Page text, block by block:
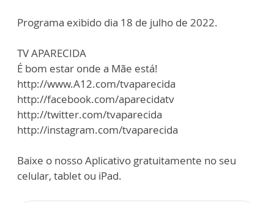
Programa exibido dia 18 de julho de 2022.
TV APARECIDA
É bom estar onde a Mãe está!
http://www.A12.com/tvaparecida
http://facebook.com/aparecidatv
http://twitter.com/tvaparecida
http://instagram.com/tvaparecida
Baixe o nosso Aplicativo gratuitamente no seu
celular, tablet ou iPad.